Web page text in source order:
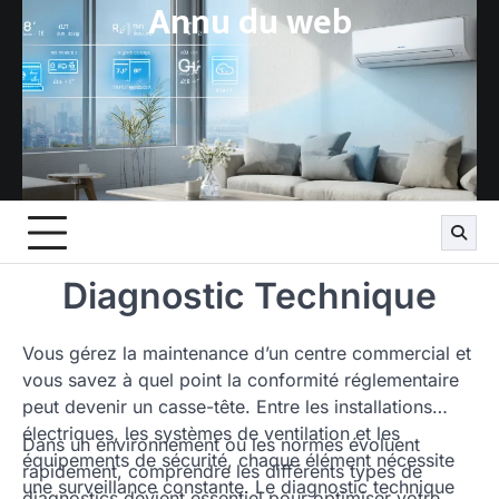
content
Annu du web
Diagnostic Technique
Vous gérez la maintenance d’un centre commercial et
vous savez à quel point la conformité réglementaire
peut devenir un casse-tête. Entre les installations
électriques, les systèmes de ventilation et les
équipements de sécurité, chaque élément nécessite
une surveillance constante. Le diagnostic technique
Dans un environnement où les normes évoluent
rapidement, comprendre les différents types de